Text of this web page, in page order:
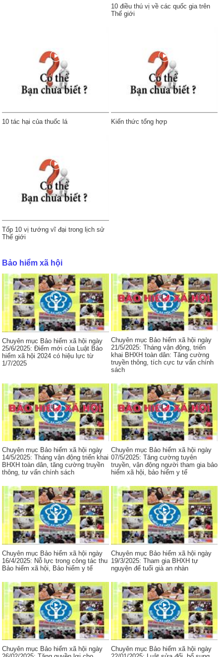
10 điều thú vị về các quốc gia trên
Thế giới
10 tác hại của thuốc lá Kiến thức tổng hợp
Tốp 10 vị tướng vĩ đại trong lịch sử
Thế giới
Bảo hiểm xã hội
Chuyên mục Bảo hiểm xã hội ngày
25/6/2025: Điểm mới của Luật Bảo
hiểm xã hội 2024 có hiệu lực từ
1/7/2025
Chuyên mục Bảo hiểm xã hội ngày
21/5/2025: Tháng vận động, triển
khai BHXH toàn dân: Tăng cường
truyền thông, tích cực tư vấn chính
sách
Chuyên mục Bảo hiểm xã hội ngày
14/5/2025: Tháng vận động triển khai
BHXH toàn dân, tăng cường truyền
thông, tư vấn chính sách
Chuyên mục Bảo hiểm xã hội ngày
07/5/2025: Tăng cường tuyên
truyền, vận động người tham gia bảo
hiểm xã hội, bảo hiểm y tế
Chuyên mục Bảo hiểm xã hội ngày
16/4/2025: Nỗ lực trong công tác thu
Bảo hiểm xã hội, Bảo hiểm y tế
Chuyên mục Bảo hiểm xã hội ngày
19/3/2025: Tham gia BHXH tự
nguyện để tuổi già an nhàn
Chuyên mục Bảo hiểm xã hội ngày
Chuyên mục Bảo hiểm xã hội ngày